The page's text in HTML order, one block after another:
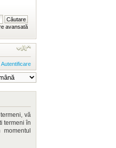
avansată
Autentificare
vă
termeni în